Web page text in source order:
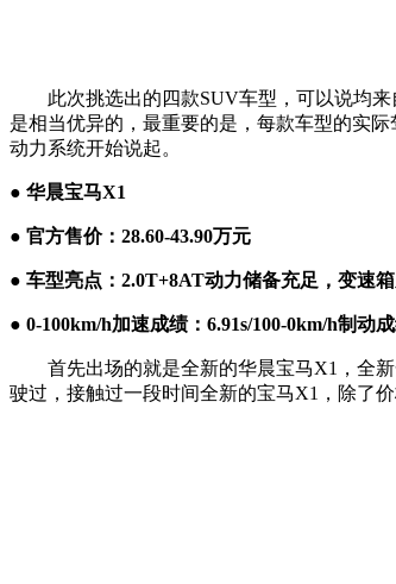
此次挑选出的四款SUV车型，可以说均来
是相当优异的，最重要的是，每款车型的实
动力系统开始说起。
● 华晨宝马X1
● 官方售价：28.60-43.90万元
● 车型亮点：2.0T+8AT动力储备充足，变速
● 0-100km/h加速成绩：6.91s/100-0km/h制动
首先出场的就是全新的华晨宝马X1，全新
驶过，接触过一段时间全新的宝马X1，除了